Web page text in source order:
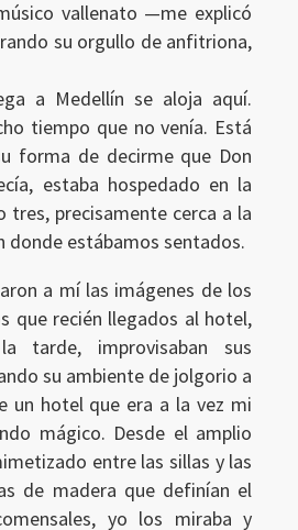
vallenato —me explicó
su orgullo de anfitriona,
a Medellín se aloja aquí.
tiempo que no venía. Está
forma de decirme que Don
estaba hospedado en la
tres, precisamente cerca a la
donde estábamos sentados.
a mí las imágenes de los
que recién llegados al hotel,
tarde, improvisaban sus
su ambiente de jolgorio a
un hotel que era a la vez mi
mágico. Desde el amplio
entre las sillas y las
de madera que definían el
yo los miraba y